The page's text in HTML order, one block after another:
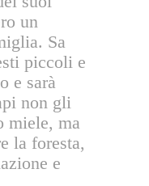
un
Sa
piccoli e
e sarà
non gli
miele, ma
la foresta,
e